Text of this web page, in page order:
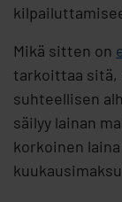
Mikä sitten on
tarkoittaa sitä,
suhteellisen
säilyy lainan
korkoinen